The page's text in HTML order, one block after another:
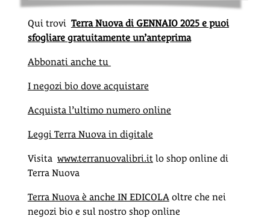
Qui trovi Terra Nuova di GENNAIO 2025 e puoi
sfogliare gratuitamente un’anteprima
Abbonati anche tu
I negozi bio dove acquistare
Acquista l’ultimo numero online
Leggi Terra Nuova in digitale
Visita www.terranuovalibri.it lo shop online di
Terra Nuova
Terra Nuova è anche IN EDICOLA oltre che nei
negozi bio e sul nostro shop online